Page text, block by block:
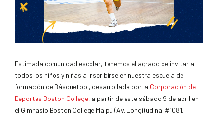
Estimada comunidad escolar, tenemos el agrado de invitar a
todos los niños y niñas a inscribirse en nuestra escuela de
formación de Básquetbol, desarrollada por la Corporación de
Deportes Boston College, a partir de este sábado 9 de abril en
el Gimnasio Boston College Maipú (Av. Longitudinal #1081,